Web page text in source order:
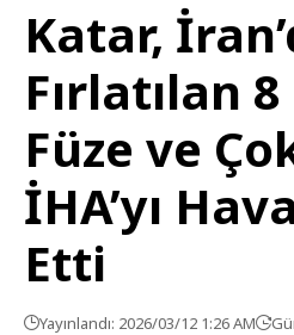
Katar,
Fırlatılan
Füze ve
İHA’yı
Etti
Yayınlandı: 2026/03/12 1:26 AM